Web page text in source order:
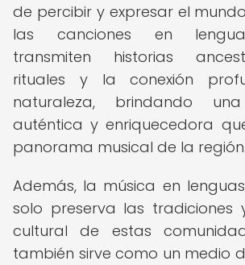
de percibir y expresar el
las canciones en
transmiten historias
rituales y la conexión
naturaleza, brindando
auténtica y enriquecedora
panorama musical de la región.
Además, la música en
solo preserva las tradiciones
cultural de estas
también sirve como un medio